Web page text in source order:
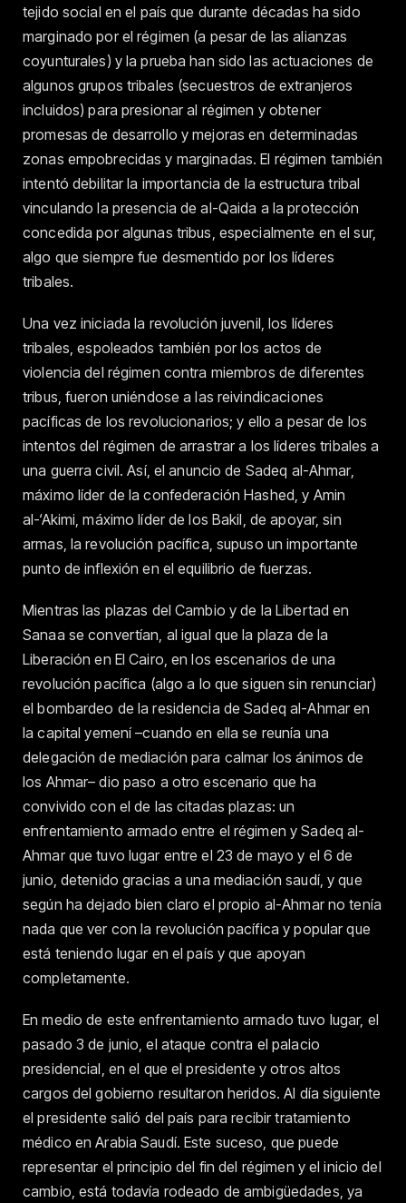
tejido social en el país que durante décadas ha sido
marginado por el régimen (a pesar de las alianzas
coyunturales) y la prueba han sido las actuaciones de
algunos grupos tribales (secuestros de extranjeros
incluidos) para presionar al régimen y obtener
promesas de desarrollo y mejoras en determinadas
zonas empobrecidas y marginadas. El régimen también
intentó debilitar la importancia de la estructura tribal
vinculando la presencia de al-Qaida a la protección
concedida por algunas tribus, especialmente en el sur,
algo que siempre fue desmentido por los líderes
tribales.
Una vez iniciada la revolución juvenil, los líderes
tribales, espoleados también por los actos de
violencia del régimen contra miembros de diferentes
tribus, fueron uniéndose a las reivindicaciones
pacíficas de los revolucionarios; y ello a pesar de los
intentos del régimen de arrastrar a los líderes tribales a
una guerra civil. Así, el anuncio de Sadeq al-Ahmar,
máximo líder de la confederación Hashed, y Amin
al-‘Akimi, máximo líder de los Bakil, de apoyar, sin
armas, la revolución pacífica, supuso un importante
punto de inflexión en el equilibrio de fuerzas.
Mientras las plazas del Cambio y de la Libertad en
Sanaa se convertían, al igual que la plaza de la
Liberación en El Cairo, en los escenarios de una
revolución pacífica (algo a lo que siguen sin renunciar)
el bombardeo de la residencia de Sadeq al-Ahmar en
la capital yemení –cuando en ella se reunía una
delegación de mediación para calmar los ánimos de
los Ahmar– dio paso a otro escenario que ha
convivido con el de las citadas plazas: un
enfrentamiento armado entre el régimen y Sadeq al-
Ahmar que tuvo lugar entre el 23 de mayo y el 6 de
junio, detenido gracias a una mediación saudí, y que
según ha dejado bien claro el propio al-Ahmar no tenía
nada que ver con la revolución pacífica y popular que
está teniendo lugar en el país y que apoyan
completamente.
En medio de este enfrentamiento armado tuvo lugar, el
pasado 3 de junio, el ataque contra el palacio
presidencial, en el que el presidente y otros altos
cargos del gobierno resultaron heridos. Al día siguiente
el presidente salió del país para recibir tratamiento
médico en Arabia Saudí. Este suceso, que puede
representar el principio del fin del régimen y el inicio del
cambio, está todavía rodeado de ambigüedades, ya